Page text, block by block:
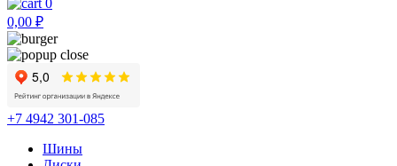
0
0,00 ₽
+7 4942 301-085
Шины